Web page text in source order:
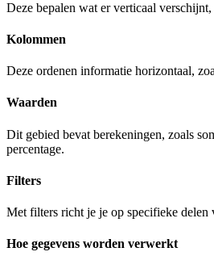
Deze bepalen wat er verticaal
Kolommen
Deze ordenen informatie horizontaal,
Waarden
Dit gebied bevat berekeningen, zoals
percentage.
Filters
Met filters richt je je op specifieke delen
Hoe gegevens worden verwerkt